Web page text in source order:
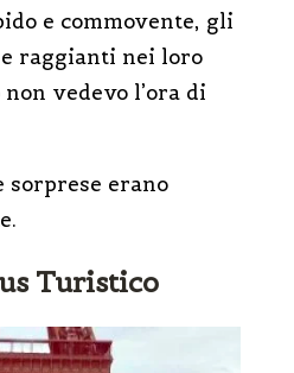
e commovente, gli
raggianti nei loro
vedevo l’ora di
sorprese erano
Turistico